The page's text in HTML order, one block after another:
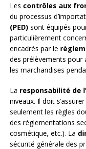
Les contrôles aux
du processus
(PED) sont équipés
particulièrement
encadrés par le
des prélèvements
les marchandises
La responsabilité de
niveaux. Il doit
seulement les règles
des réglementations
cosmétique, etc.). La
sécurité générale des